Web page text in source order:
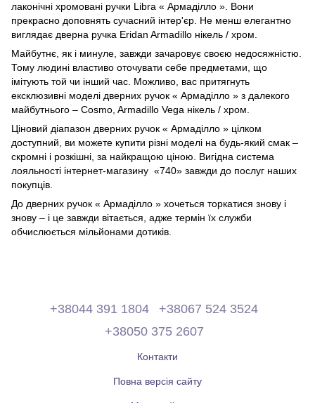
лаконічні хромовані ручки Libra « Армаділло ». Вони
прекрасно доповнять сучасний інтер'єр. Не менш елегантно
виглядає дверна ручка Eridan Armadillo нікель / хром.
Майбутнє, як і минуле, завжди зачаровує своєю недосяжністю.
Тому людині властиво оточувати себе предметами, що
імітують той чи інший час. Можливо, вас притягнуть
ексклюзивні моделі дверних ручок « Армаділло » з далекого
майбутнього – Cosmo, Armadillo Vega нікель / хром.
Ціновий діапазон дверних ручок « Армаділло » цілком
доступний, ви можете купити різні моделі на будь-який смак –
скромні і розкішні, за найкращою ціною. Вигідна система
лояльності інтернет-магазину «‎740» ‎завжди до послуг наших
покупців.
До дверних ручок « Армаділло » хочеться торкатися знову і
знову – і це завжди вітається, адже термін їх служби
обчислюється мільйонами дотиків.
+38044 391 1804
+38067 524 3524
+38050 375 2607
Контакти
Повна версія сайту